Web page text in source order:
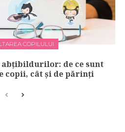
COPILULUI
abțibildurilor: de ce sunt
copii, cât și de părinți